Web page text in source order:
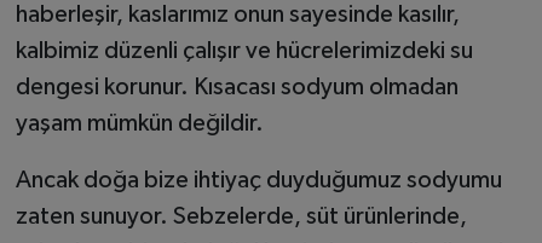
haberleşir, kaslarımız onun sayesinde kasılır,
kalbimiz düzenli çalışır ve hücrelerimizdeki su
dengesi korunur. Kısacası sodyum olmadan
yaşam mümkün değildir.
Ancak doğa bize ihtiyaç duyduğumuz sodyumu
zaten sunuyor. Sebzelerde, süt ürünlerinde,